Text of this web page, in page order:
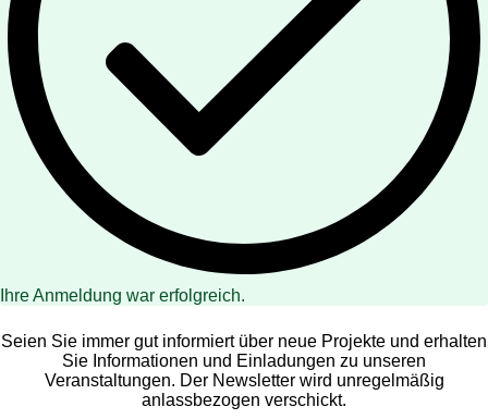
Ihre Anmeldung war erfolgreich.
Seien Sie immer gut informiert über neue Projekte und erhalten
Sie Informationen und Einladungen zu unseren
Veranstaltungen. Der Newsletter wird unregelmäßig
anlassbezogen verschickt.